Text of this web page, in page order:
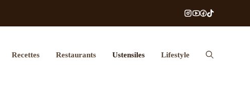
Recettes Restaurants Ustensiles Lifestyle